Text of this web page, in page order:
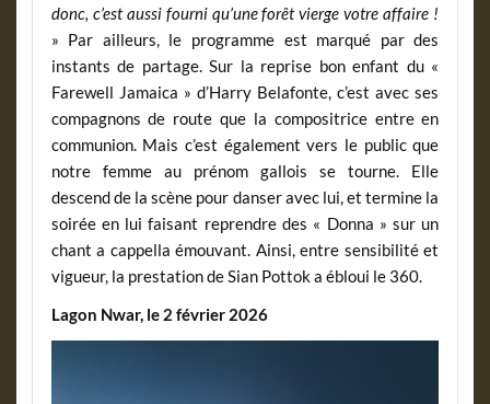
donc, c’est aussi fourni qu’une forêt vierge votre affaire !
» Par ailleurs, le programme est marqué par des
instants de partage. Sur la reprise bon enfant du «
Farewell Jamaica » d’Harry Belafonte, c’est avec ses
compagnons de route que la compositrice entre en
communion. Mais c’est également vers le public que
notre femme au prénom gallois se tourne. Elle
descend de la scène pour danser avec lui, et termine la
soirée en lui faisant reprendre des « Donna » sur un
chant a cappella émouvant. Ainsi, entre sensibilité et
vigueur, la prestation de Sian Pottok a ébloui le 360.
Lagon Nwar, le 2 février 2026